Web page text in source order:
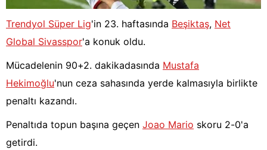
Trendyol Süper Lig'in 23. haftasında Beşiktaş, Net
Global Sivasspor'a konuk oldu.
Mücadelenin 90+2. dakikadasında Mustafa
Hekimoğlu'nun ceza sahasında yerde kalmasıyla birlikte
penaltı kazandı.
Penaltıda topun başına geçen Joao Mario skoru 2-0'a
getirdi.